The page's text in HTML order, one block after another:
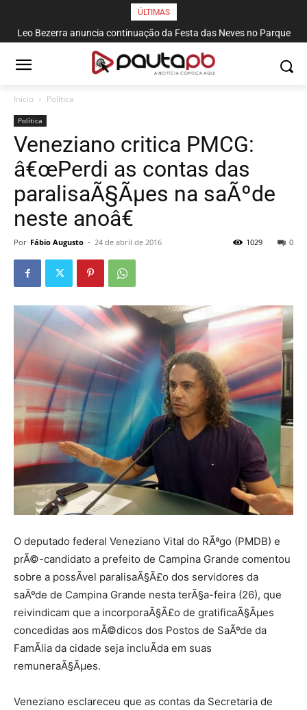
ÚLTIMAS
Leo Bezerra anuncia continuação da Festa das Neves no Parque
Solon de Lucena até domingo
Início Política
Política
Veneziano critica PMCG:
â€œPerdi as contas das
paralisaÃ§Ãµes na saÃºde
neste anoâ€
Por Fábio Augusto - 24 de abril de 2016 0
1029
O deputado federal Veneziano Vital do RÃªgo (PMDB) e
prÃ©-candidato a prefeito de Campina Grande comentou
sobre a possÃ­vel paralisaÃ§Ã£o dos servidores da
saÃºde de Campina Grande nesta terÃ§a-feira (26), que
reivindicam que a incorporaÃ§Ã£o de gratificaÃ§Ãµes
concedidas aos mÃ©dicos dos Postos de SaÃºde da
FamÃ­lia da cidade seja incluÃ­da em suas
remuneraÃ§Ãµes.
Veneziano esclareceu que as contas da Secretaria de